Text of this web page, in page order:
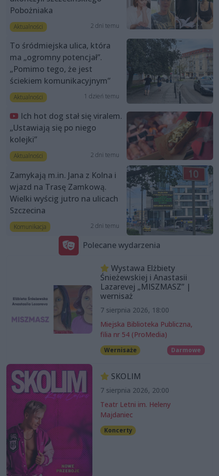
Pobożniaka
Aktualności 2 dni temu
To śródmiejska ulica, która
ma „ogromny potencjał”.
„Pomimo tego, że jest
ściekiem komunikacyjnym”
Aktualności 1 dzień temu
Ich hot dog stał się viralem.
„Ustawiają się po niego
kolejki”
Aktualności 2 dni temu
Zamykają m.in. Jana z Kolna i
wjazd na Trasę Zamkową.
Wielki wyścig jutro na ulicach
Szczecina
Komunikacja 2 dni temu
Polecane wydarzenia
Wystawa Elżbiety
Śnieżewskiej i Anastasii
Lazarevej „MISZMASZ” |
wernisaż
7 sierpnia 2026, 18:00
Miejska Biblioteka Publiczna,
filia nr 54 (ProMedia)
Wernisaże Darmowe
SKOLIM
7 sierpnia 2026, 20:00
Teatr Letni im. Heleny
Majdaniec
Koncerty